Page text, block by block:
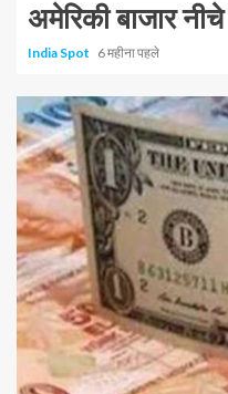
अमेरिकी बाजार नीचे
India Spot 6 महीना पहले